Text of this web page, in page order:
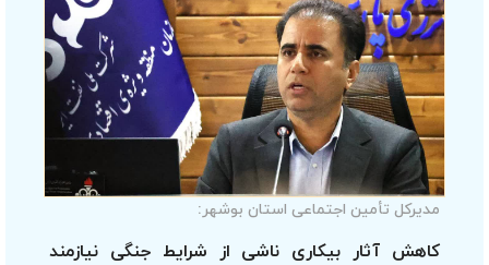
مدیرکل تأمین اجتماعی استان بوشهر:
کاهش آثار بیکاری ناشی از شرایط جنگی نیازمند